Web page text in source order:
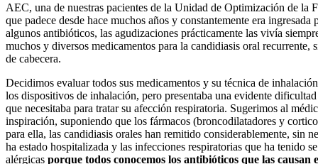
AEC, una de nuestras pacientes de la Unidad de Optimización de la
que padece desde hace muchos años y constantemente era
algunos antibióticos, las agudizaciones prácticamente las vivía
muchos y diversos medicamentos para la candidiasis oral
de cabecera.
Decidimos evaluar todos sus medicamentos y su técnica de
los dispositivos de inhalación, pero presentaba una evidente
que necesitaba para tratar su afección respiratoria. Sugerimos al
inspiración, suponiendo que los fármacos (broncodilatadores y
para ella, las candidiasis orales han remitido considerablemente, sin
ha estado hospitalizada y las infecciones respiratorias que ha tenido
alérgicas porque todos conocemos los antibióticos que las causan